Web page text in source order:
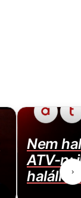
Nem
ATV-n:
›